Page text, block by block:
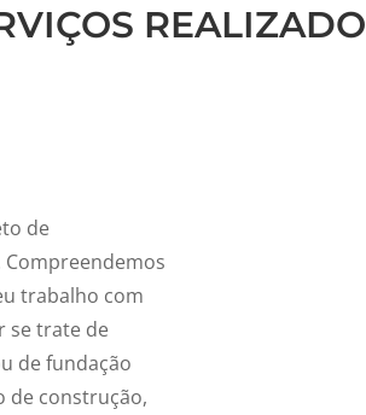
de
Compreendemos
trabalho com
se trate de
de fundação
de construção,